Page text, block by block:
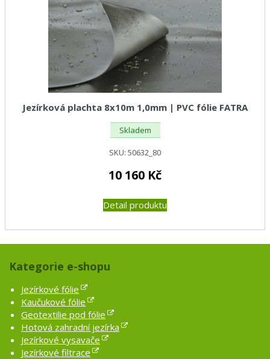
Jezírková plachta 8x10m 1,0mm | PVC fólie FATRA
Skladem
SKU: 50632_80
10 160 Kč
Detail produktu
Kategorie e-shopu
Jezírkové fólie
Kaučukové fólie
Geotextilie pod fólie
Hotová zahradní jezírka
Jezírkové vysavače
Jezírkové filtrace